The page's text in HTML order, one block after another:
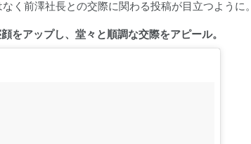
く前澤社長との交際に関わる投稿が目立つように。
をアップし、堂々と順調な交際をアピール。